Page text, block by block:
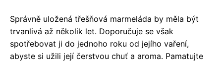
Správně uložená třešňová marmeláda by měla být
trvanlivá až několik let. Doporučuje se však
spotřebovat ji do jednoho roku od jejího vaření,
abyste si užili její čerstvou chuť a aroma. Pamatujte